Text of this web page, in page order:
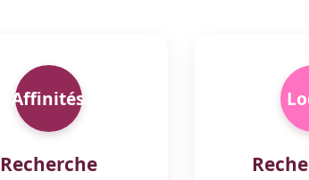
Affinités
Recherche